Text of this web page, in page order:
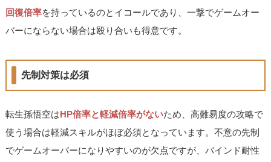
回復倍率を持っているのとイコールであり、一撃でゲームオー
バーにならない場合は殴り合いも得意です。
先制対策は必須
転生孫悟空はHP倍率と軽減倍率がないため、高難易度の攻略で
使う場合は軽減スキルがほぼ必須となっています。不意の先制
でゲームオーバーになりやすいのが欠点ですが、バインド耐性